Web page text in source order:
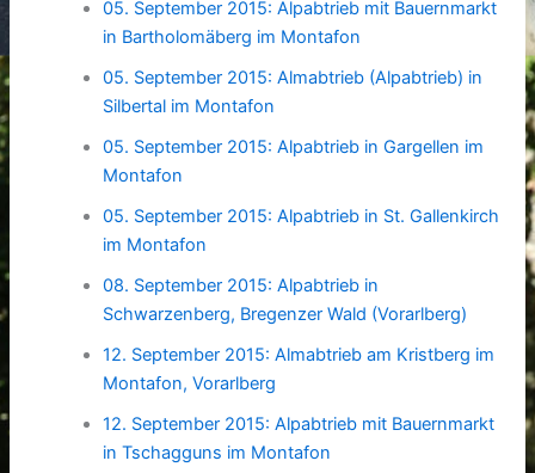
05. September 2015: Alpabtrieb mit Bauernmarkt
in Bartholomäberg im Montafon
05. September 2015: Almabtrieb (Alpabtrieb) in
Silbertal im Montafon
05. September 2015: Alpabtrieb in Gargellen im
Montafon
05. September 2015: Alpabtrieb in St. Gallenkirch
im Montafon
08. September 2015: Alpabtrieb in
Schwarzenberg, Bregenzer Wald (Vorarlberg)
12. September 2015: Almabtrieb am Kristberg im
Montafon, Vorarlberg
12. September 2015: Alpabtrieb mit Bauernmarkt
in Tschagguns im Montafon